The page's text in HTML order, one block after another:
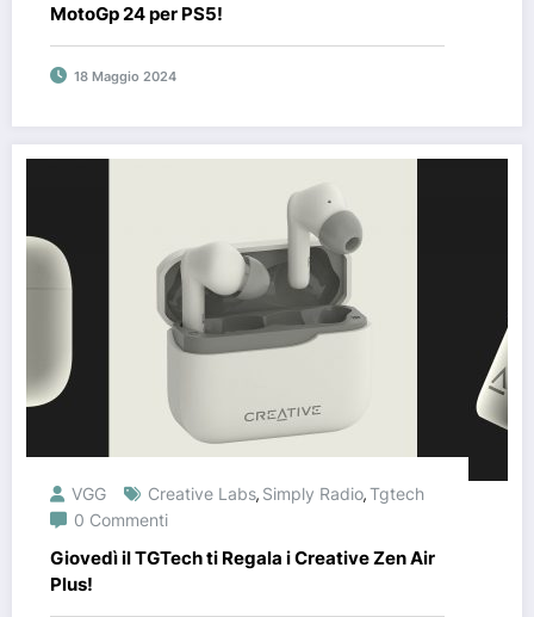
MotoGp 24 per PS5!
18 Maggio 2024
VGG Creative Labs, Simply Radio,Tgtech
0 Commenti
Giovedì il TGTech ti Regala i Creative Zen Air
Plus!